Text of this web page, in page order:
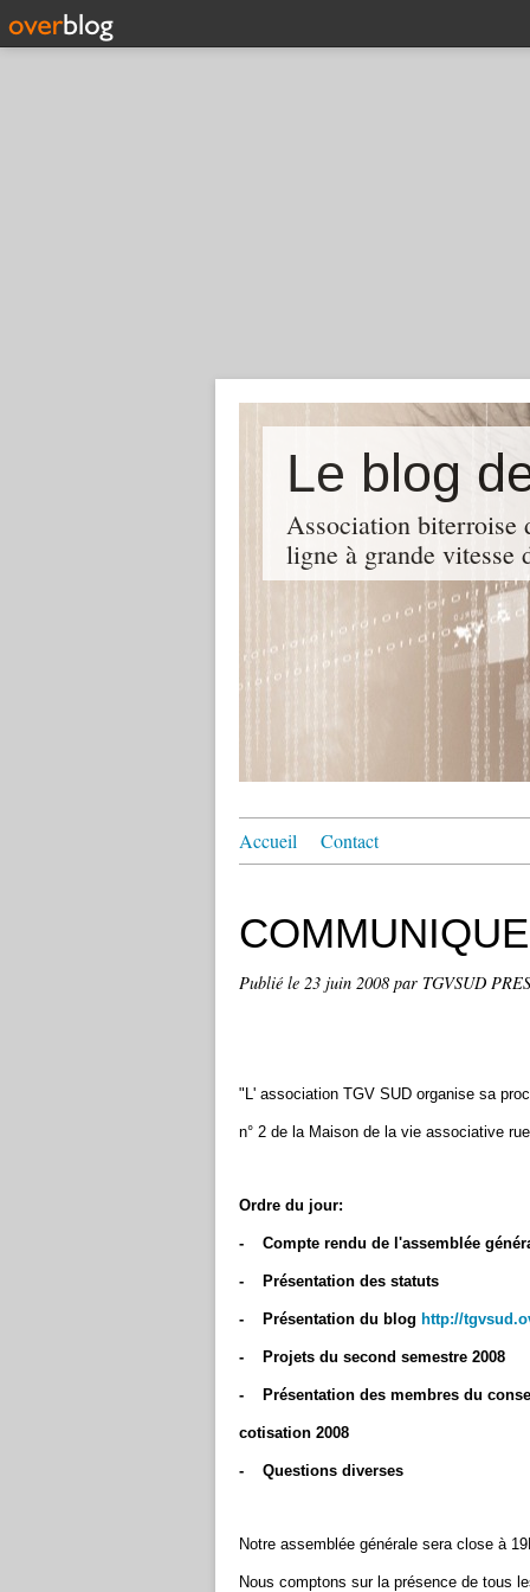
Association biterroise
ligne à grande vitesse
Accueil Contact
Publié le 23 juin 2008 par TGVSUD
"L' association TGV SUD organise sa
n° 2 de la Maison de la vie associative
Ordre du jour:
- Compte rendu de l'assemblée
- Présentation des statuts
- Présentation du blog http://
- Projets du second semestre 2008
- Présentation des membres du
cotisation 2008
- Questions diverses
Notre assemblée générale sera close à
Nous comptons sur la présence de tous